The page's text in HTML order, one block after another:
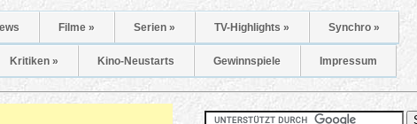
Filme » Serien » TV-Highlights » Synchro »
Kritiken » Kino-Neustarts Gewinnspiele Impressum